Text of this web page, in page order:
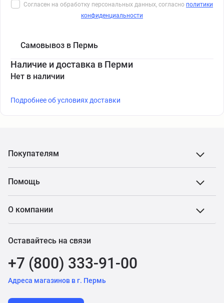
Согласен на обработку персональных данных, согласно политики
конфиденциальности
Самовывоз в Пермь
Наличие и доставка в Перми
Нет в наличии
Подробнее об условиях доставки
Покупателям
Помощь
О компании
Оставайтесь на связи
+7 (800) 333-91-00
Адреса магазинов в г. Пермь